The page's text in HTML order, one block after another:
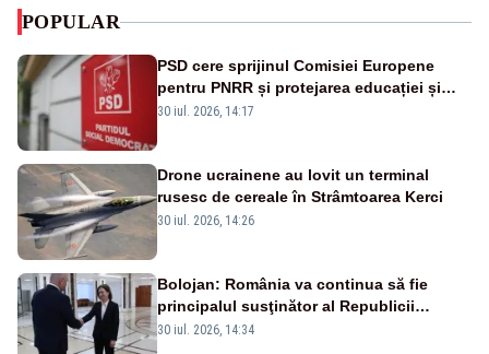
POPULAR
PSD cere sprijinul Comisiei Europene
pentru PNRR și protejarea educației și
sănătății
30 iul. 2026, 14:17
Drone ucrainene au lovit un terminal
rusesc de cereale în Strâmtoarea Kerci
30 iul. 2026, 14:26
Bolojan: România va continua să fie
principalul susţinător al Republicii
Moldova la nivelul Uniunii Europene
30 iul. 2026, 14:34